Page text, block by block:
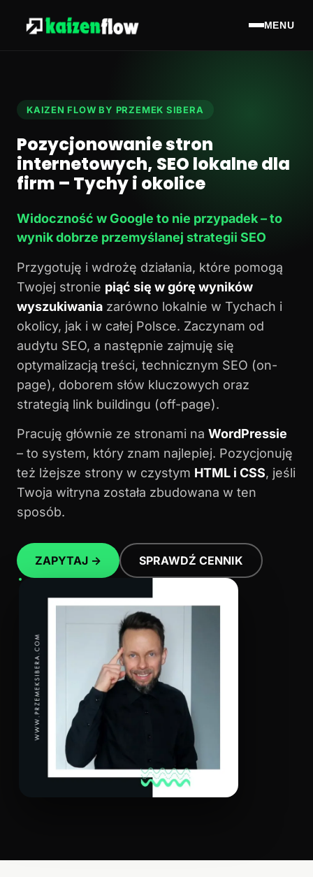
MENU
KAIZEN FLOW BY PRZEMEK SIBERA
Pozycjonowanie stron
internetowych, SEO lokalne dla
firm – Tychy i okolice
Widoczność w Google to nie przypadek – to
wynik dobrze przemyślanej strategii SEO
Przygotuję i wdrożę działania, które pomogą
Twojej stronie piąć się w górę wyników
wyszukiwania zarówno lokalnie w Tychach i
okolicy, jak i w całej Polsce. Zaczynam od
audytu SEO, a następnie zajmuję się
optymalizacją treści, technicznym SEO (on-
page), doborem słów kluczowych oraz
strategią link buildingu (off-page).
Pracuję głównie ze stronami na WordPressie
– to system, który znam najlepiej. Pozycjonuję
też lżejsze strony w czystym HTML i CSS, jeśli
Twoja witryna została zbudowana w ten
sposób.
ZAPYTAJ → SPRAWDŹ CENNIK